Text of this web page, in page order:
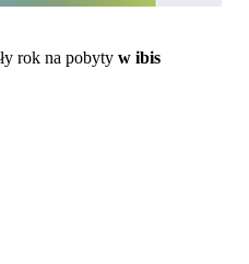
rok na pobyty w ibis